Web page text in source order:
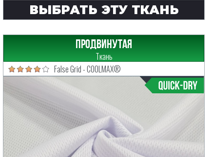
ВЫБРАТЬ ЭТУ ТКАНЬ
Продвинутая
Ткань
False Grid - COOLMAX®